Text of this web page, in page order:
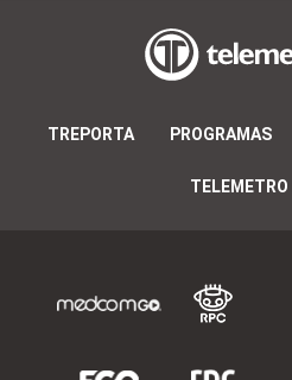
TREPORTA PROGRAMAS
TELEMETRO